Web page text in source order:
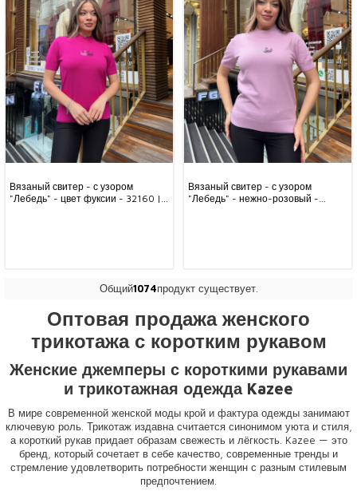
Вязаный свитер - с узором
"Лебедь" - цвет фуксии - 32160 |
Вязаный свитер - с узором
"Лебедь" - нежно-розовый -
Общий1074продукт существует.
Оптовая продажа женского
трикотажа с коротким рукавом
Женские джемперы с короткими рукавами
и трикотажная одежда Kazee
В мире современной женской моды крой и фактура одежды занимают
ключевую роль. Трикотаж издавна считается синонимом уюта и стиля,
а короткий рукав придает образам свежесть и лёгкость. Kazee — это
бренд, который сочетает в себе качество, современные тренды и
стремление удовлетворить потребности женщин с разным стилевым
предпочтением.